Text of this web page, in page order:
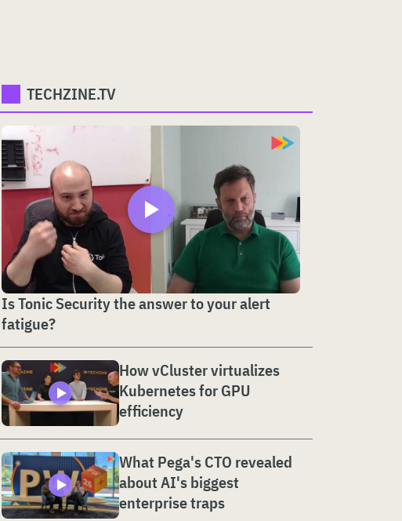
TECHZINE.TV
Is Tonic Security the answer to your alert
fatigue?
How vCluster virtualizes
Kubernetes for GPU
efficiency
What Pega's CTO revealed
about AI's biggest
enterprise traps